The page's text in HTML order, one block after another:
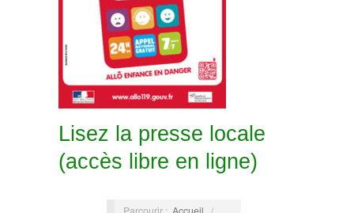
Lisez la presse locale
(accès libre en ligne)